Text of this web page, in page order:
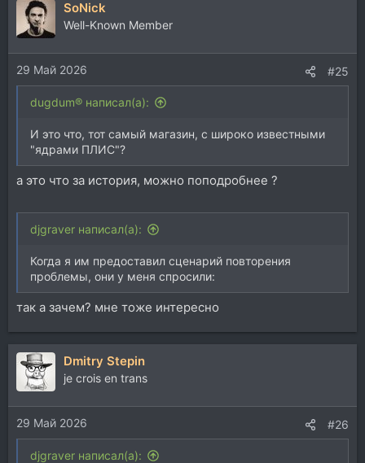
SoNick
Well-Known Member
29 Май 2026 #25
dugdum® написал(а):
И это что, тот самый магазин, с широко известными
"ядрами ПЛИС"?
а это что за история, можно поподробнее ?
djgraver написал(а):
Когда я им предоставил сценарий повторения
проблемы, они у меня спросили:
так а зачем? мне тоже интересно
Dmitry Stepin
je crois en trans
29 Май 2026 #26
djgraver написал(а):